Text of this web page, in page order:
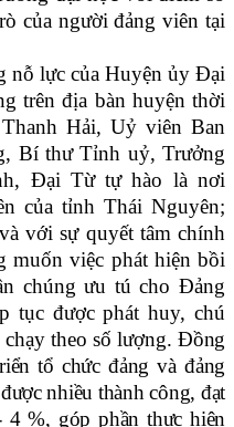
của người đảng viên tại
nỗ lực của Huyện ủy Đại
trên địa bàn huyện thời
Hải, Uỷ viên Ban
Bí thư Tỉnh uỷ, Trưởng
Đại Từ tự hào là nơi
của tỉnh Thái Nguyên;
với sự quyết tâm chính
muốn việc phát hiện bồi
chúng ưu tú cho Đảng
tục được phát huy, chú
theo số lượng.Đồng
tổ chức đảng và đảng
nhiều thành công, đạt
%, góp phần thực hiện